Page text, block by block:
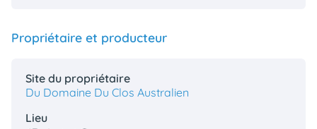
Propriétaire et producteur
Site du propriétaire
Du Domaine Du Clos Australien
Lieu